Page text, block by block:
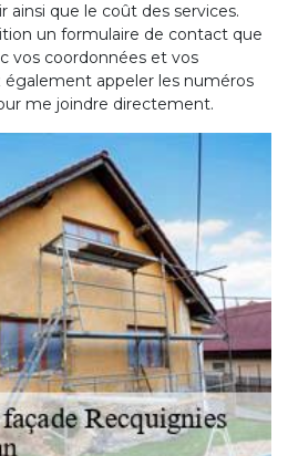
ainsi que le coût des services.
un formulaire de contact que
vos coordonnées et vos
également appeler les numéros
me joindre directement.